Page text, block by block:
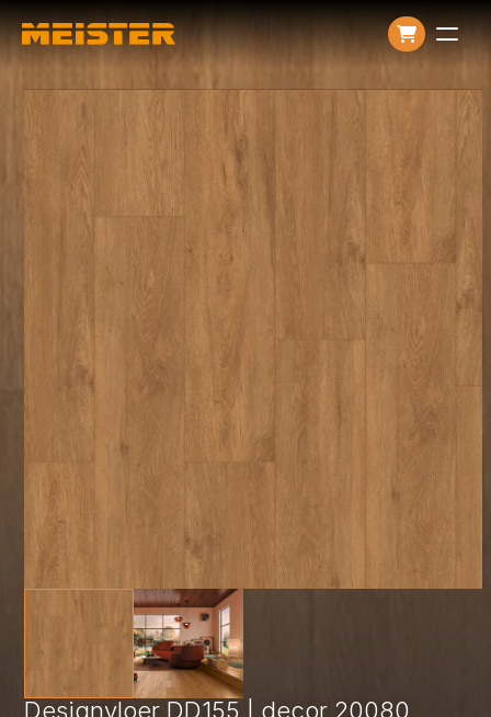
ProductenOver ons
Designvloer DD155 | decor 20080